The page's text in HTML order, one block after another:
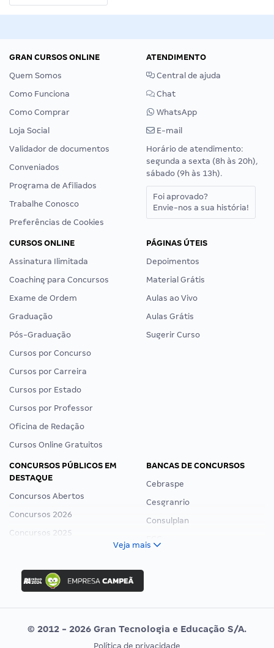
GRAN CURSOS ONLINE
Quem Somos
Como Funciona
Como Comprar
Loja Social
Validador de documentos
Conveniados
Programa de Afiliados
Trabalhe Conosco
Preferências de Cookies
ATENDIMENTO
Central de ajuda
Chat
WhatsApp
E-mail
Horário de atendimento:
segunda a sexta (8h às 20h),
sábado (9h às 13h).
Foi aprovado?
Envie-nos a sua história!
CURSOS ONLINE
Assinatura Ilimitada
Coaching para Concursos
Exame de Ordem
Graduação
Pós-Graduação
Cursos por Concurso
Cursos por Carreira
Cursos por Estado
Cursos por Professor
Oficina de Redação
Cursos Online Gratuitos
PÁGINAS ÚTEIS
Depoimentos
Material Grátis
Aulas ao Vivo
Aulas Grátis
Sugerir Curso
CONCURSOS PÚBLICOS EM
DESTAQUE
Concursos Abertos
Concursos 2026
Concursos 2025
Concurso Ibama
Concurso MPU
Editais publicados
BANCAS DE CONCURSOS
Cebraspe
Cesgranrio
Consulplan
Vunesp
Veja mais
© 2012 - 2026 Gran Tecnologia e Educação S/A.
Política de privacidade